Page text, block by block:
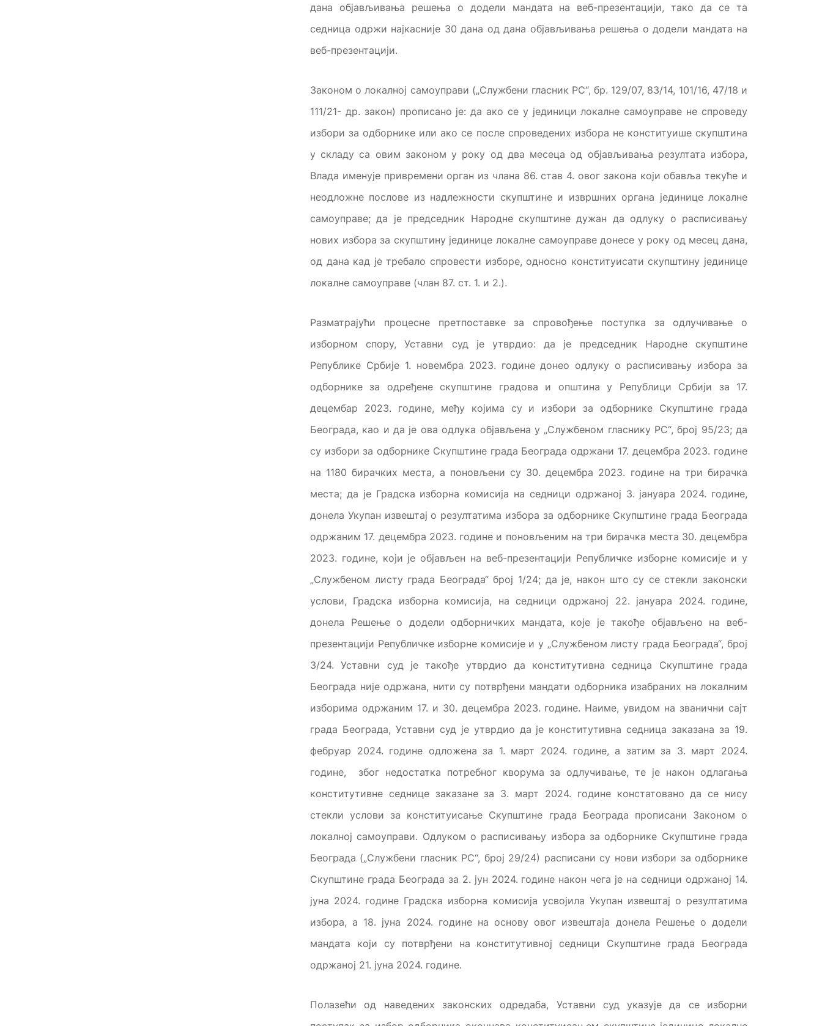
дана објављивања решења о додели мандата на веб-презентацији, тако да се та
седница одржи најкасније 30 дана од дана објављивања решења о додели мандата на
веб-презентацији.
Законом о локалној самоуправи („Службени гласник РС“, бр. 129/07, 83/14, 101/16, 47/18 и
111/21- др. закон) прописано је: да ако се у јединици локалне самоуправе не спроведу
избори за одборнике или ако се после спроведених избора не конституише скупштина
у складу са овим законом у року од два месеца од објављивања резултата избора,
Влада именује привремени орган из члана 86. став 4. овог закона који обавља текуће и
неодложне послове из надлежности скупштине и извршних органа јединице локалне
самоуправе; да је председник Народне скупштине дужан да одлуку о расписивању
нових избора за скупштину јединице локалне самоуправе донесе у року од месец дана,
од дана кад је требало спровести изборе, односно конституисати скупштину јединице
локалне самоуправе (члан 87. ст. 1. и 2.).
Разматрајући процесне претпоставке за спровођење поступка за одлучивање о
изборном спору, Уставни суд је утврдио: да је председник Народне скупштине
Републике Србије 1. новембра 2023. године донео одлуку о расписивању избора за
одборнике за одређене скупштине градова и општина у Републици Србији за 17.
децембар 2023. године, међу којима су и избори за одборнике Скупштине града
Београда, као и да је ова одлука објављена у „Службеном гласнику РС“, број 95/23; да
су избори за одборнике Скупштине града Београда одржани 17. децембра 2023. године
на 1180 бирачких места, а поновљени су 30. децембра 2023. године на три бирачка
места; да је Градска изборна комисија на седници одржаној 3. јануара 2024. године,
донела Укупан извештај о резултатима избора за одборнике Скупштине града Београда
одржаним 17. децембра 2023. године и поновљеним на три бирачка места 30. децембра
2023. године, који је објављен на веб-презентацији Републичке изборне комисије и у
„Службеном листу града Београда“ број 1/24; да је, након што су се стекли законски
услови, Градска изборна комисија, на седници одржаној 22. јануара 2024. године,
донела Решење о додели одборничких мандата, које је такође објављено на веб-
презентацији Републичке изборне комисије и у „Службеном листу града Београда“, број
3/24. Уставни суд је такође утврдио да конститутивна седница Скупштине града
Београда није одржана, нити су потврђени мандати одборника изабраних на локалним
изборима одржаним 17. и 30. децембра 2023. године. Наиме, увидом на званични сајт
града Београда, Уставни суд је утврдио да је конститутивна седница заказана за 19.
фебруар 2024. године одложена за 1. март 2024. године, а затим за 3. март 2024.
године, због недостатка потребног кворума за одлучивање, те је након одлагања
конститутивне седнице заказане за 3. март 2024. године констатовано да се нису
стекли услови за конституисање Скупштине града Београда прописани Законом о
локалној самоуправи. Одлуком о расписивању избора за одборнике Скупштине града
Београда („Службени гласник РС“, број 29/24) расписани су нови избори за одборнике
Скупштине града Београда за 2. јун 2024. године након чега је на седници одржаној 14.
јуна 2024. године Градска изборна комисија усвојила Укупан извештај о резултатима
избора, а 18. јуна 2024. године на основу овог извештаја донела Решење о додели
мандата који су потврђени на конститутивној седници Скупштине града Београда
одржаној 21. јуна 2024. године.
Полазећи од наведених законских одредаба, Уставни суд указује да се изборни